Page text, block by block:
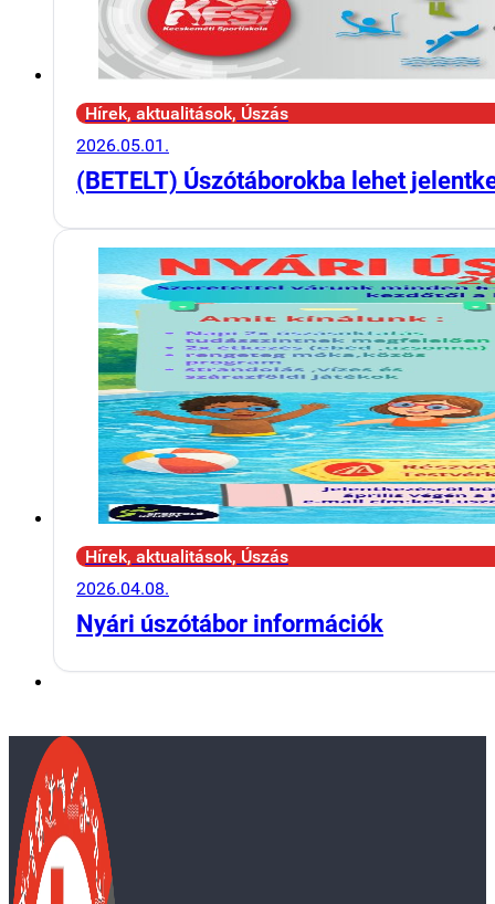
Hírek, aktualitások, Úszás
2026.05.01.
(BETELT) Úszótáborokba lehet
Hírek, aktualitások, Úszás
2026.04.08.
Nyári úszótábor információk